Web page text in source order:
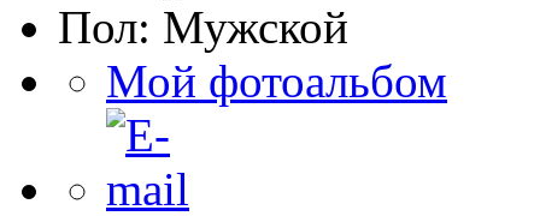
Пол:
Мой фотоальбом